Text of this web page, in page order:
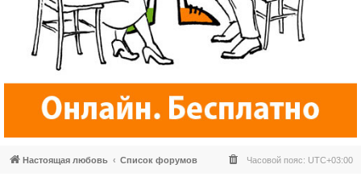
Настоящая любовь Список форумов Часовой пояс: UTC+03:00